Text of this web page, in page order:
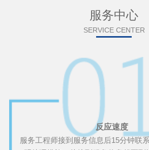
服务中心
SERVICE CENTER
反应速度
服务工程师接到服务信息后15分钟联